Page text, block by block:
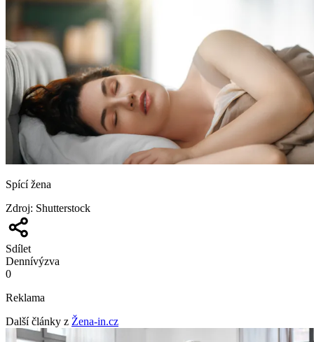
Spící žena
Zdroj: Shutterstock
Sdílet
Dennívýzva
0
Reklama
Další články z Žena-in.cz